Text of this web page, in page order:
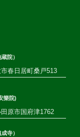
院）
春日居町桑戸513
樂院)
原市国府津1762
寺）